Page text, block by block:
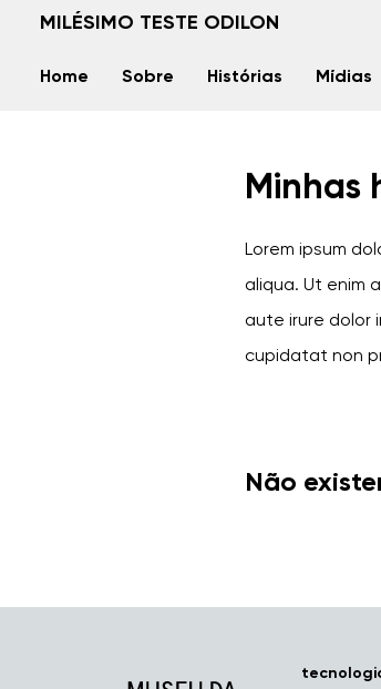
MILÉSIMO TESTE ODILON
Home Sobre Histórias Mídias
Minhas
Lorem ipsum
aliqua. Ut enim
aute irure dolor
cupidatat non
Não